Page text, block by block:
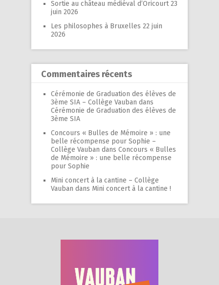
Sortie au château médiéval d’Oricourt 23
juin 2026
Les philosophes à Bruxelles 22 juin
2026
Commentaires récents
Cérémonie de Graduation des élèves de
3ème SIA – Collège Vauban dans
Cérémonie de Graduation des élèves de
3ème SIA
Concours « Bulles de Mémoire » : une
belle récompense pour Sophie –
Collège Vauban dans Concours « Bulles
de Mémoire » : une belle récompense
pour Sophie
Mini concert à la cantine – Collège
Vauban dans Mini concert à la cantine !